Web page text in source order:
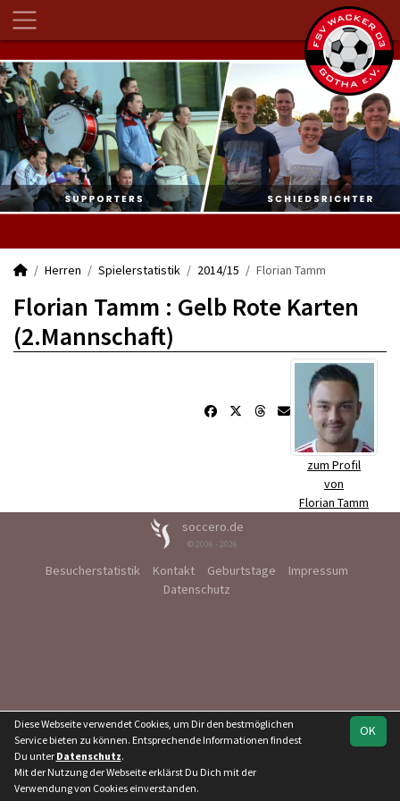
Herren Spielerstatistik 2014/15 Florian Tamm
Florian Tamm : Gelb Rote Karten
(2.Mannschaft)
zum Profil
von
Florian Tamm
soccero.de
© 2006 - 2026
Besucherstatistik Kontakt Geburtstage
Impressum
Datenschutz
OK
Diese Webseite verwendet Cookies, um Dir den bestmöglichen
Service bieten zu können. Entsprechende Informationen findest
Du unter Datenschutz.
Mit der Nutzung der Webseite erklärst Du Dich mit der
Verwendung von Cookies einverstanden.